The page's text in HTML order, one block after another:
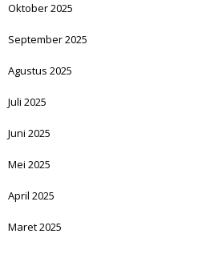
Oktober 2025
September 2025
Agustus 2025
Juli 2025
Juni 2025
Mei 2025
April 2025
Maret 2025